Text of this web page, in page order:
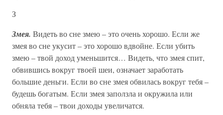
З
Змея. Видеть во сне змею – это очень хорошо. Если же
змея во сне укусит – это хорошо вдвойне. Если убить
змею – твой доход уменьшится… Видеть, что змея спит,
обвившись вокруг твоей шеи, означает заработать
большие деньги. Если во сне змея обвилась вокруг тебя –
будешь богатым. Если змея заползла и окружила или
обняла тебя – твои доходы увеличатся.